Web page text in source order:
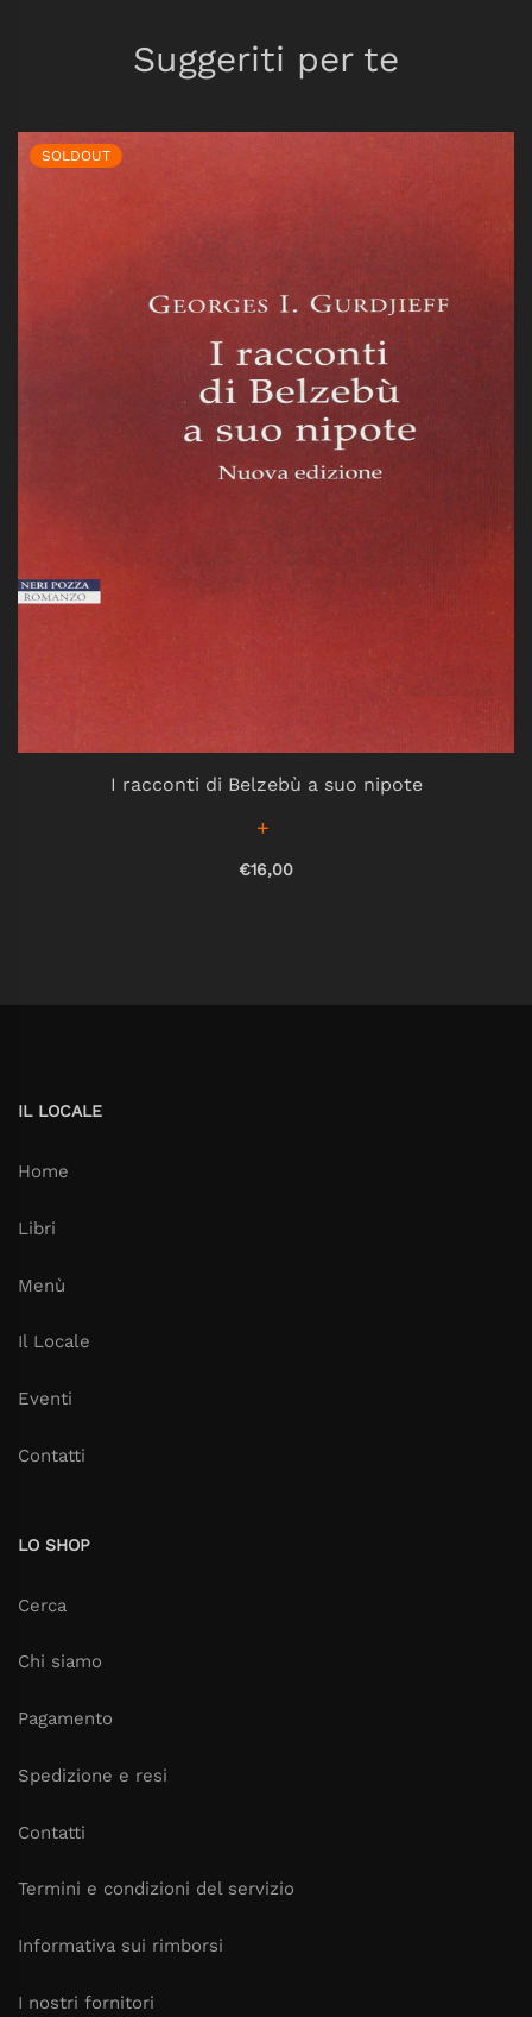
Suggeriti per te
SOLDOUT
I racconti di Belzebù a suo nipote
€16,00
IL LOCALE
Home
Libri
Menù
Il Locale
Eventi
Contatti
LO SHOP
Cerca
Chi siamo
Pagamento
Spedizione e resi
Contatti
Termini e condizioni del servizio
Informativa sui rimborsi
I nostri fornitori